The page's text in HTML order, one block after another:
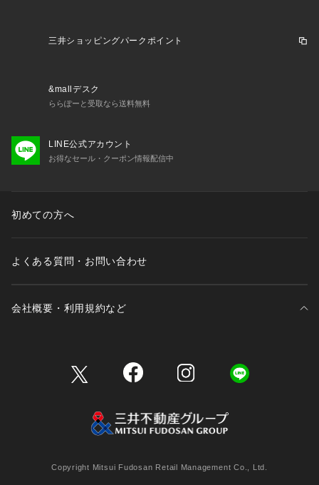
三井ショッピングパークポイント
&mallデスク
ららぽーと受取なら送料無料
LINE公式アカウント
お得なセール・クーポン情報配信中
初めての方へ
よくある質問・お問い合わせ
会社概要・利用規約など
Copyright Mitsui Fudosan Retail Management Co., Ltd.